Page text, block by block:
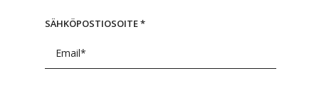
SÄHKÖPOSTIOSOITE*